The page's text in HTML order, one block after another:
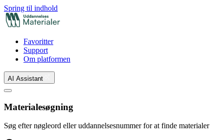
Spring til indhold
Favoritter
Support
Om platformen
AI Assistant
Materialesøgning
Søg efter nøgleord eller uddannelsesnummer for at finde materialer